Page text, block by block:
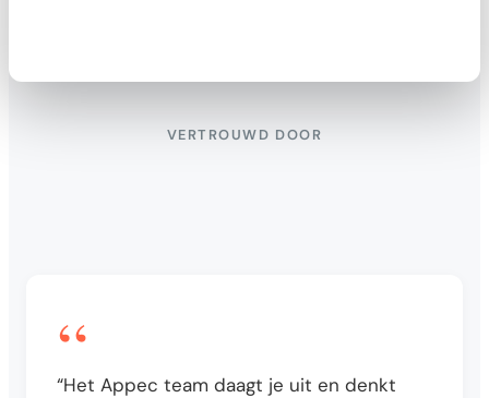
VERTROUWD DOOR
“
“Het Appec team daagt je uit en denkt